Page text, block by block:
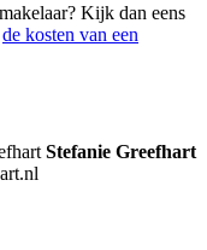
Kijk dan eens
de kosten van een
Stefanie Greefhart